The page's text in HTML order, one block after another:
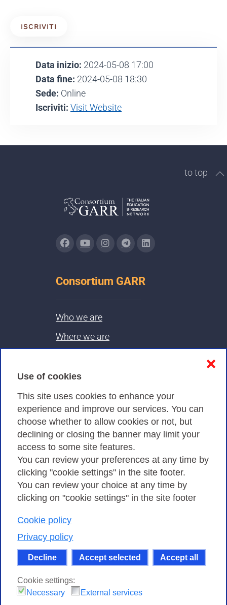
Use of cookies
This site uses cookies to enhance your
experience and improve our services. You can
choose whether to allow cookies or not, but
declining or closing the banner may limit your
access to some site features.
You can review your preferences at any time by
clicking "cookie settings" in the site footer.
You can review your choice at any time by
clicking on "cookie settings" in the site footer
Cookie policy
Privacy policy
Decline Accept selected Accept all
❌
Cookie settings:
Necessary
External services
ISCRIVITI
Data inizio: 2024-05-08 17:00
Data fine: 2024-05-08 18:30
Sede: Online
Iscriviti: Visit Website
to top
Consortium GARR
Who we are
Where we are
Privacy
Privacy Policy
Cookies Policy
Amministrazione trasparente
Consortium GARR - Via dei Tizii, 6 - 00185 Rome
| Phone 0649622000 - Fax 0649622044 | CF 97284570583 – PI
Except where otherwise noted, content on this site
Commercial-Share Alike 4.0 International